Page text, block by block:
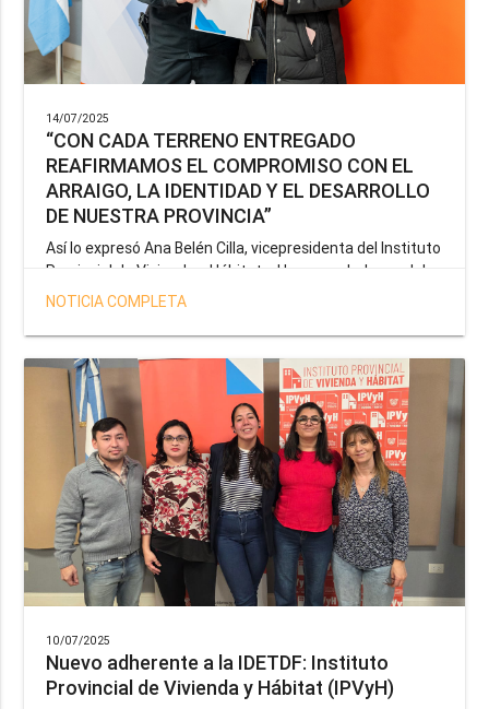
14/07/2025
“CON CADA TERRENO ENTREGADO
REAFIRMAMOS EL COMPROMISO CON EL
ARRAIGO, LA IDENTIDAD Y EL DESARROLLO
DE NUESTRA PROVINCIA”
Así lo expresó Ana Belén Cilla, vicepresidenta del Instituto
Provincial de Vivienda y Hábitat, al hacer un balance del
trabajo del organismo en el marco de la operatoria
salud y seguridad impulsada por el gobernador Gustavo
Melella.
NOTICIA COMPLETA
10/07/2025
Nuevo adherente a la IDETDF: Instituto
Provincial de Vivienda y Hábitat (IPVyH)